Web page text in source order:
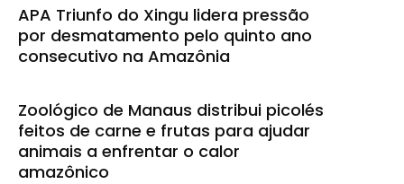
APA Triunfo do Xingu lidera pressão
por desmatamento pelo quinto ano
consecutivo na Amazônia
Zoológico de Manaus distribui picolés
feitos de carne e frutas para ajudar
animais a enfrentar o calor
amazônico